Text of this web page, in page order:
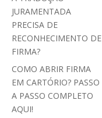
JURAMENTADA
PRECISA DE
RECONHECIMENTO DE
FIRMA?
COMO ABRIR FIRMA
EM CARTÓRIO? PASSO
A PASSO COMPLETO
AQUI!